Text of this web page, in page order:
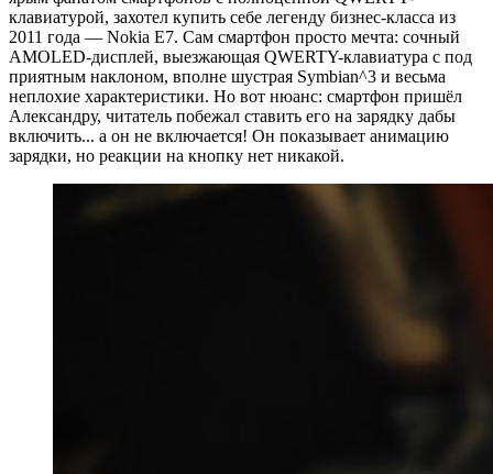
клавиатурой, захотел купить себе легенду бизнес-класса из
2011 года — Nokia E7. Сам смартфон просто мечта: сочный
AMOLED-дисплей, выезжающая QWERTY-клавиатура с под
приятным наклоном, вполне шустрая Symbian^3 и весьма
неплохие характеристики. Но вот нюанс: смартфон пришёл
Александру, читатель побежал ставить его на зарядку дабы
включить... а он не включается! Он показывает анимацию
зарядки, но реакции на кнопку нет никакой.